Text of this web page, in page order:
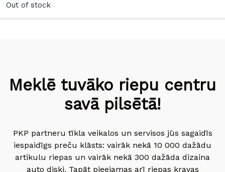
Out of stock
Meklē tuvāko riepu centru
savā pilsētā!
PKP partneru tīkla veikalos un servisos jūs sagaidīs
iespaidīgs preču klāsts: vairāk nekā 10 000 dažādu
artikulu riepas un vairāk nekā 300 dažāda dizaina
auto diski. Tapāt pieejamas arī riepas kravas